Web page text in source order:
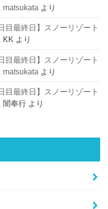
matsukata より
目最終日】スノーリゾート
KK より
目最終日】スノーリゾート
matsukata より
目最終日】スノーリゾート
闇奉行 より